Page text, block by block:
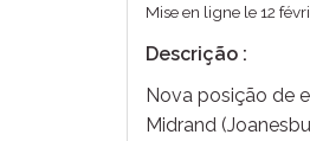
Mise en ligne le 12
Descrição :
Nova posição de
Midrand